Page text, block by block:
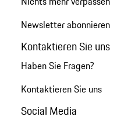
Newsletter abonnieren
Kontaktieren Sie uns
Haben Sie Fragen?
Kontaktieren Sie uns
Social Media